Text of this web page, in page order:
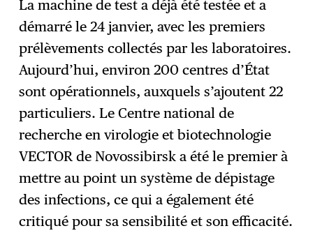
La machine de test a déjà été testée et a
démarré le 24 janvier, avec les premiers
prélèvements collectés par les laboratoires.
Aujourd’hui, environ 200 centres d’État
sont opérationnels, auxquels s’ajoutent 22
particuliers. Le Centre national de
recherche en virologie et biotechnologie
VECTOR de Novossibirsk a été le premier à
mettre au point un système de dépistage
des infections, ce qui a également été
critiqué pour sa sensibilité et son efficacité.